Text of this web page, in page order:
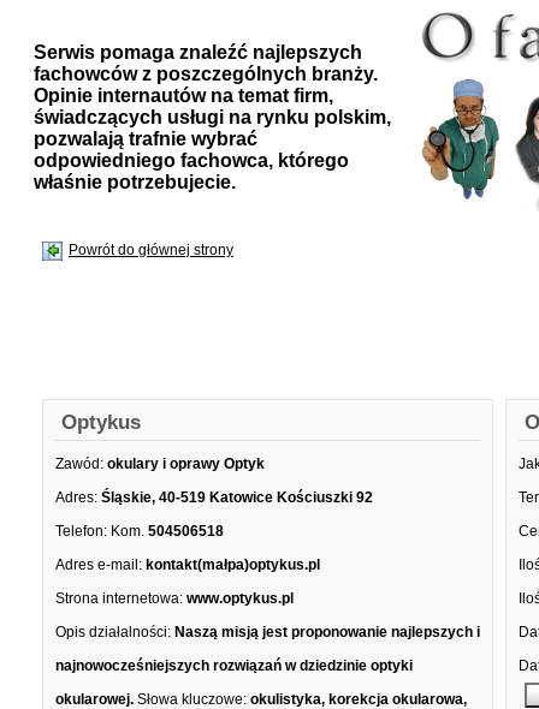
Serwis pomaga znaleźć najlepszych
fachowców z poszczególnych branży.
Opinie internautów na temat firm,
świadczących usługi na rynku polskim,
pozwalają trafnie wybrać
odpowiedniego fachowca, którego
właśnie potrzebujecie.
Powrót do głównej strony
Optykus
Zawód: okulary i oprawy Optyk
Adres: Śląskie, 40-519 Katowice Kościuszki 92
Telefon: Kom. 504506518
Adres e-mail: kontakt(małpa)optykus.pl
Strona internetowa: www.optykus.pl
Opis działalności: Naszą misją jest proponowanie najlepszych i
najnowocześniejszych rozwiązań w dziedzinie optyki
okularowej. Słowa kluczowe: okulistyka, korekcja okularowa,